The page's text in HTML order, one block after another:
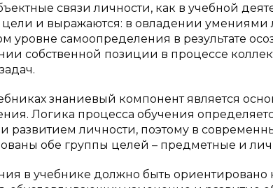
связи личности, как в учебной
и выражаются: в овладении умениями
уровне самоопределения в результате
собственной позиции в процессе
знаниевый компонент является
Логика процесса обучения
развитием личности, поэтому в
обе группы целей – предметные и
в учебнике должно быть